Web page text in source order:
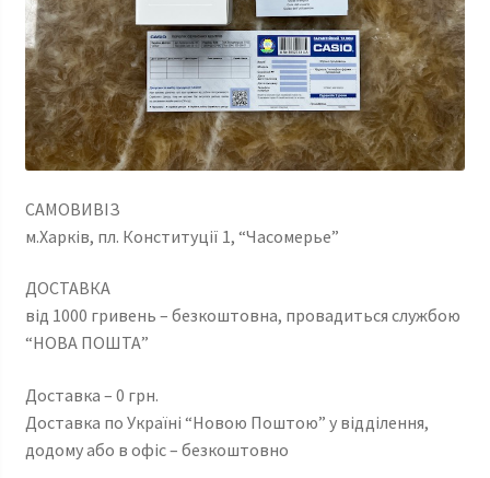
САМОВИВІЗ
м.Харків, пл. Конституції 1, “Часомерье”
ДОСТАВКА
від 1000 гривень – безкоштовна, провадиться службою
“НОВА ПОШТА”
Доставка – 0 грн.
Доставка по Україні “Новою Поштою” у відділення,
додому або в офіс – безкоштовно